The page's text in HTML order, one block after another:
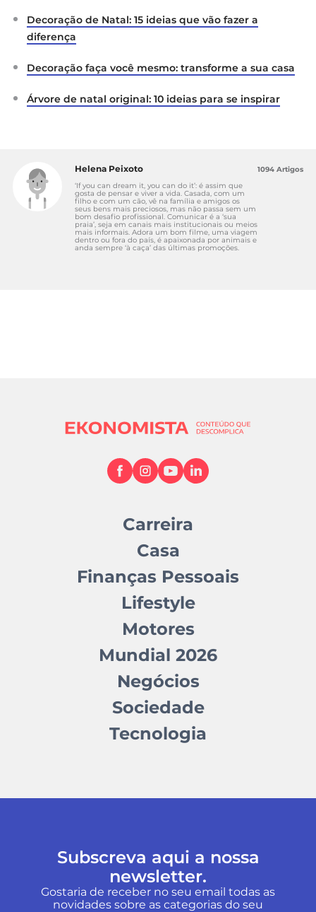
Decoração de Natal: 15 ideias que vão fazer a
diferença
Decoração faça você mesmo: transforme a sua casa
Árvore de natal original: 10 ideias para se inspirar
Helena Peixoto
‘If you can dream it, you can do it’: é assim que
gosta de pensar e viver a vida. Casada, com um
filho e com um cão, vê na família e amigos os
seus bens mais preciosos, mas não passa sem um
bom desafio profissional. Comunicar é a ‘sua
praia’, seja em canais mais institucionais ou meios
mais informais. Adora um bom filme, uma viagem
dentro ou fora do país, é apaixonada por animais e
anda sempre ‘à caça’ das últimas promoções.
1094 Artigos
Carreira
Casa
Finanças Pessoais
Lifestyle
Motores
Mundial 2026
Negócios
Sociedade
Tecnologia
Subscreva aqui a nossa
newsletter.
Gostaria de receber no seu email todas as
novidades sobre as categorias do seu